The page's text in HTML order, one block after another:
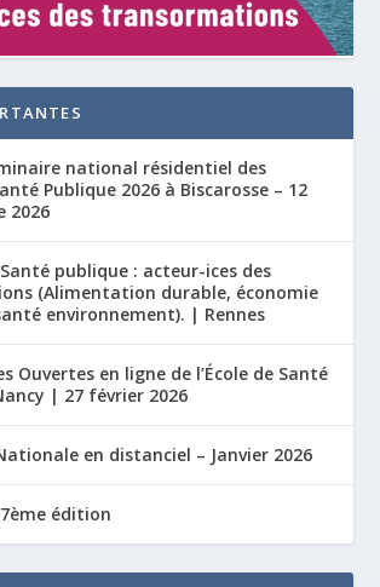
national résidentiel des
Publique 2026 à Biscarosse – 12
2026
Santé publique : acteur-ices des
(Alimentation durable, économie
environnement). | Rennes
Ouvertes en ligne de l’École de Santé
| 27 février 2026
en distanciel – Janvier 2026
édition